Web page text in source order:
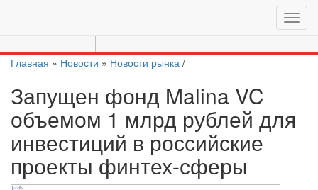
Главная » Новости » Новости рынка /
Запущен фонд Malina VC
объемом 1 млрд рублей для
инвестиций в российские
проекты финтех-сферы